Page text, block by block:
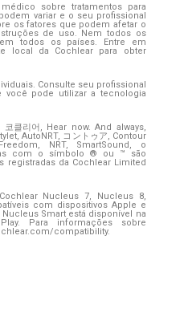
sobre tratamentos para
variar e o seu profissional
os fatores que podem afetar o
de uso. Nem todos os
todos os países. Entre em
local da Cochlear para obter
Consulte seu profissional
você pode utilizar a tecnologia
클리어, Hear now. And always,
AutoNRT, コントゥア, Contour
NRT, SmartSound, o
com o símbolo ® ou ™ são
registradas da Cochlear Limited
Nucleus 7, Nucleus 8,
com dispositivos Apple e
Smart está disponível na
Para informações sobre
compatibility.